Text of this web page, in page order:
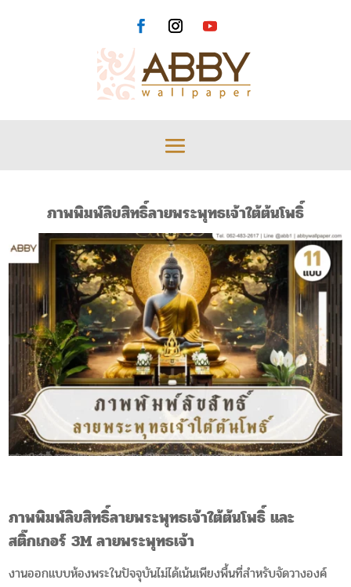
ภาพพิมพ์ลิขสิทธิ์ลายพระพุทธเจ้าใต้ต้นโพธิ์
ภาพพิมพ์ลิขสิทธิ์ลายพระพุทธเจ้าใต้ต้นโพธิ์ และ
สติ๊กเกอร์ 3M ลายพระพุทธเจ้า
งานออกแบบห้องพระในปัจจุบันไม่ได้เน้นเพียงพื้นที่สำหรับจัดวางองค์